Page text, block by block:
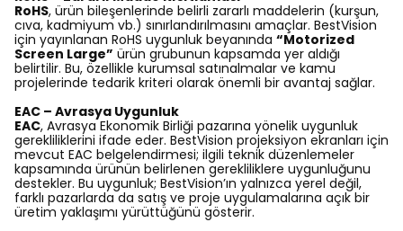
RoHS, ürün bileşenlerinde belirli zararlı maddelerin (kurşun,
cıva, kadmiyum vb.) sınırlandırılmasını amaçlar. BestVision
için yayınlanan RoHS uygunluk beyanında “Motorized
Screen Large” ürün grubunun kapsamda yer aldığı
belirtilir. Bu, özellikle kurumsal satınalmalar ve kamu
projelerinde tedarik kriteri olarak önemli bir avantaj sağlar.
EAC – Avrasya Uygunluk
EAC, Avrasya Ekonomik Birliği pazarına yönelik uygunluk
gerekliliklerini ifade eder. BestVision projeksiyon ekranları için
mevcut EAC belgelendirmesi; ilgili teknik düzenlemeler
kapsamında ürünün belirlenen gerekliliklere uygunluğunu
destekler. Bu uygunluk; BestVision’ın yalnızca yerel değil,
farklı pazarlarda da satış ve proje uygulamalarına açık bir
üretim yaklaşımı yürüttüğünü gösterir.